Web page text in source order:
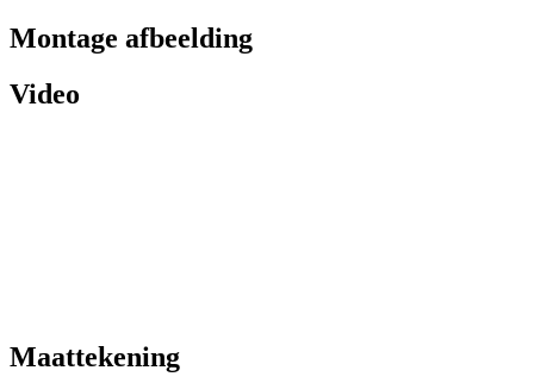
Montage afbeelding
Video
Maattekening